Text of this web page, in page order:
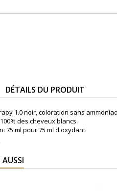
DÉTAILS DU PRODUIT
1.0 noir, coloration sans
des cheveux blancs.
75 ml pour 75 ml d'oxydant.